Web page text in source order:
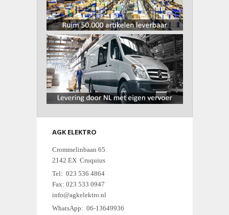
AGK ELEKTRO
Crommelinbaan 65
2142 EX Cruquius
Tel: 023 536 4864
Fax: 023 533 0947
info@agkelektro.nl
WhatsApp: 06-13649936